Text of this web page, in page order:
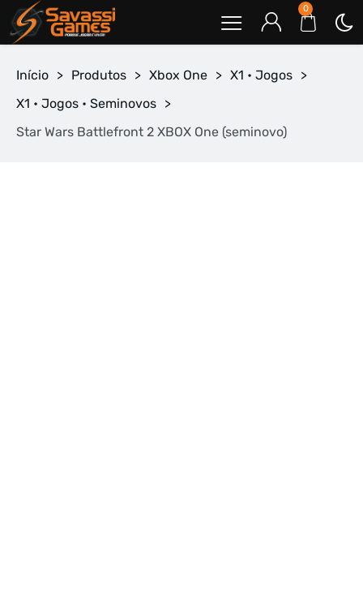
0
Início > Produtos > Xbox One > X1 • Jogos >
X1 • Jogos • Seminovos >
Star Wars Battlefront 2 XBOX One (seminovo)